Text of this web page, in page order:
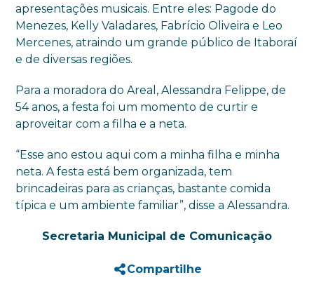
apresentações musicais. Entre eles: Pagode do
Menezes, Kelly Valadares, Fabrício Oliveira e Leo
Mercenes, atraindo um grande público de Itaboraí
e de diversas regiões.
Para a moradora do Areal, Alessandra Felippe, de
54 anos, a festa foi um momento de curtir e
aproveitar com a filha e a neta.
“Esse ano estou aqui com a minha filha e minha
neta. A festa está bem organizada, tem
brincadeiras para as crianças, bastante comida
típica e um ambiente familiar”, disse a Alessandra.
Secretaria Municipal de Comunicação
Compartilhe